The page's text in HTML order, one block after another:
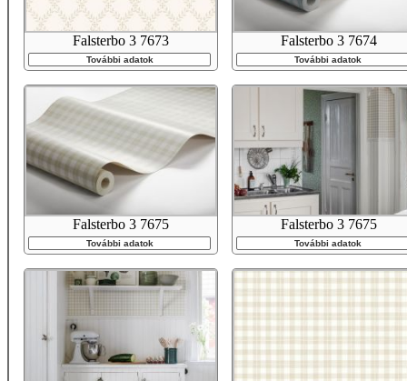
Falsterbo 3 7673
További adatok
Falsterbo 3 7674
További adatok
Falsterbo 3 7675
További adatok
Falsterbo 3 7675
További adatok